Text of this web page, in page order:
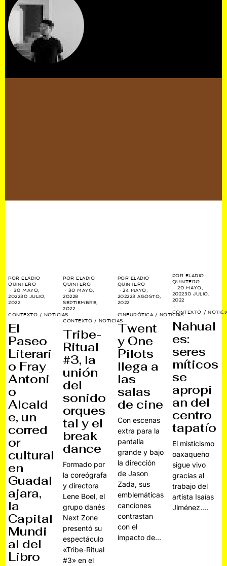
PORELADIO
QUINTERO
30 MAYO,
202230 JULIO,
2022
CONTEXTO / NOTICIAS
El
Paseo
Literari
o Fray
Antoni
o
Alcald
e, un
corred
or
cultural
en
Guadal
ajara,
la
Capital
Mundi
al del
Libro
PORELADIO
QUINTERO
30 MAYO,
20228
SEPTIEMBRE,
2022
CONTEXTO / NOTICIAS
Tribe-
Ritual
#3, la
unión
del
sonido
orques
tal y el
break
dance
Formado por
la coreógrafa
y directora
Lene Boel, el
grupo danés
Next Zone
presentó su
espectáculo
«Tribe-Ritual
#3» en el
POR ELADIO
QUINTERO
24 MAYO,
202223 AGOSTO,
2022
CINEURÓTICA / NOTICIAS
Twent
y One
Pilots
llega a
las
salas
de cine
Con escenas
extra para la
pantalla
grande y bajo
la dirección
de Jason
Zada, sus
emblemáticas
canciones
contrastan
con el
impacto de…
POR ELADIO
QUINTERO
20 MAYO,
202230 JULIO,
2022
CONTEXTO /
Nahual
es:
seres
míticos
se
apropi
an del
centro
tapatío
El misticismo
oaxaqueño
sigue vivo
gracias al
trabajo del
artista Isaías
Jiménez.…